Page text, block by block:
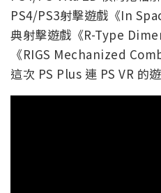
PS4/PS3射擊遊戲《In
典射擊遊戲《R-Type
《RIGS Mechanized
這次 PS Plus 連 PS VR 的